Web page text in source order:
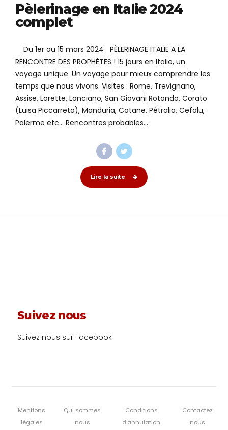
Pèlerinage en Italie 2024
complet
Du 1er au 15 mars 2024 PÈLERINAGE ITALIE A LA
RENCONTRE DES PROPHÈTES ! 15 jours en Italie, un
voyage unique. Un voyage pour mieux comprendre les
temps que nous vivons. Visites : Rome, Trevignano,
Assise, Lorette, Lanciano, San Giovani Rotondo, Corato
(Luisa Piccarreta), Manduria, Catane, Pétralia, Cefalu,
Palerme etc… Rencontres probables...
Lire la suite
Suivez nous
Suivez nous sur Facebook
Mentions
légales
Qui sommes
nous
Conditions
d’annulation
Contactez
nous